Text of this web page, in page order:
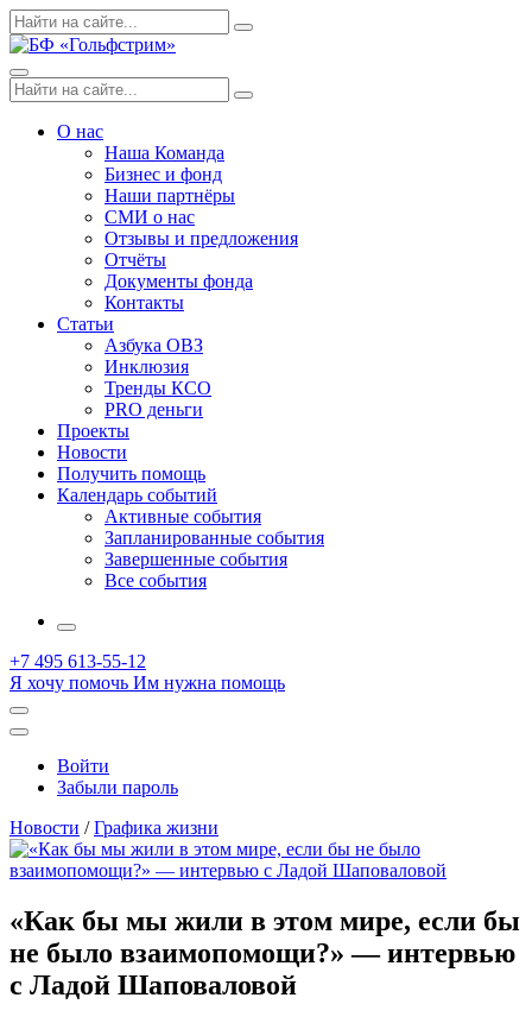
Skip
to
Поиск
по:
Search
Menu
Поиск
по:
Search
О нас
Наша Команда
Бизнес и фонд
Наши партнёры
СМИ о нас
Отзывы и предложения
Отчёты
Документы фонда
Контакты
Статьи
Азбука ОВЗ
Инклюзия
Тренды КСО
PRO деньги
Проекты
Новости
Получить помощь
Календарь событий
Активные события
Запланированные события
Завершенные события
Все события
More
+7 495 613-55-12
Я хочу помочь Им нужна помощь
Открыть
поиск
Профиль
Войти
Забыли пароль
Новости /Графика жизни
«Как бы мы жили в этом мире, если бы
не было взаимопомощи?» — интервью
с Ладой Шаповаловой